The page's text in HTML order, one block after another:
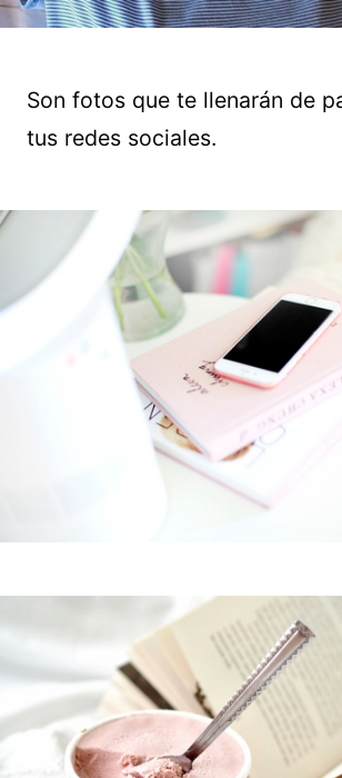
Son fotos que te llenarán de
tus redes sociales.